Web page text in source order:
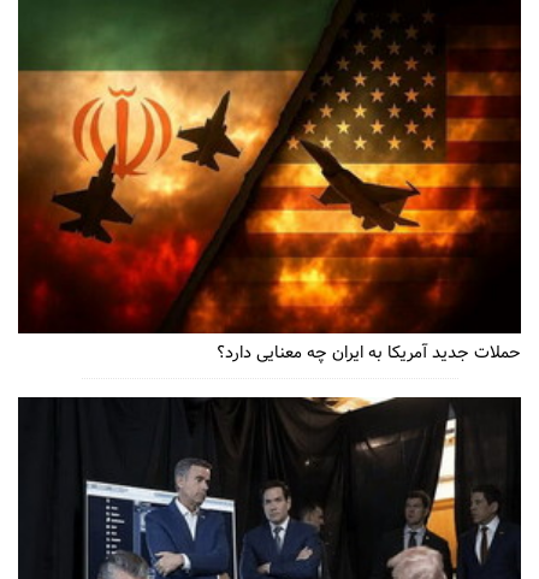
حملات جدید آمریکا به ایران چه معنایی دارد؟